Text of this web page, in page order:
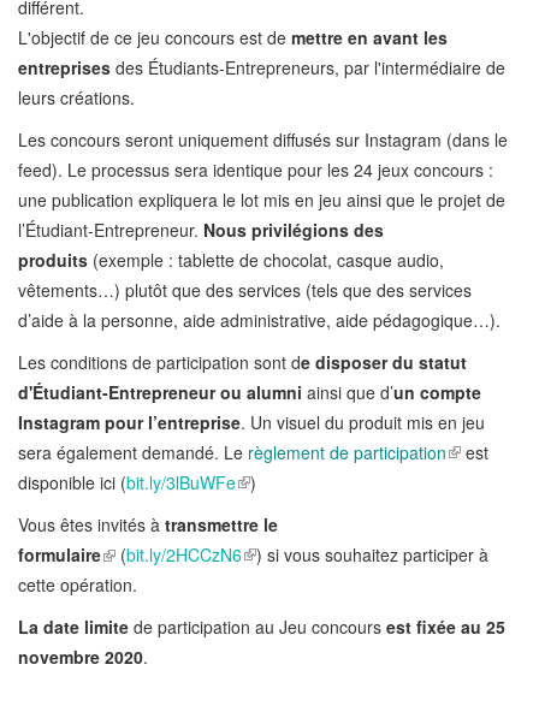
différent.
L'objectif de ce jeu concours est de mettre en avant les
entreprises des Étudiants-Entrepreneurs, par l'intermédiaire de
leurs créations.
Les concours seront uniquement diffusés sur Instagram (dans le
feed). Le processus sera identique pour les 24 jeux concours :
une publication expliquera le lot mis en jeu ainsi que le projet de
l’Étudiant-Entrepreneur. Nous privilégions des
produits (exemple : tablette de chocolat, casque audio,
vêtements…) plutôt que des services (tels que des services
d’aide à la personne, aide administrative, aide pédagogique…).
Les conditions de participation sont de disposer du statut
d'Étudiant-Entrepreneur ou alumni ainsi que d’un compte
Instagram pour l’entreprise. Un visuel du produit mis en jeu
sera également demandé. Le règlement de participation
est
disponible ici (bit.ly/3lBuWFe )
Vous êtes invités à transmettre le
formulaire
(bit.ly/2HCCzN6 ) si vous souhaitez participer à
cette opération.
La date limite de participation au Jeu concours est fixée au 25
novembre 2020.